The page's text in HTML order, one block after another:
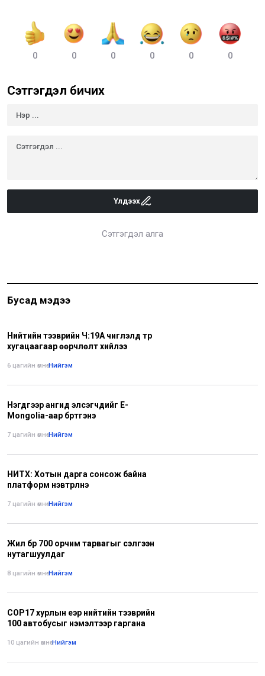
0 0 0 0 0 0
Сэтгэгдэл бичих
Үлдээх
Сэтгэгдэл алга
Бусад мэдээ
Нийтийн тээврийн Ч:19А чиглэлд түр
хугацаагаар өөрчлөлт хийлээ
6 цагийн өмнө•Нийгэм
Нэгдүгээр ангид элсэгчдийг E-
Mongolia-аар бүртгэнэ
7 цагийн өмнө•Нийгэм
НИТХ: Хотын дарга сонсож байна
платформ нэвтрүүлнэ
7 цагийн өмнө•Нийгэм
Жил бүр 700 орчим тарвагыг сэлгээн
нутагшуулдаг
8 цагийн өмнө•Нийгэм
СОР17 хурлын үеэр нийтийн тээврийн
100 автобусыг нэмэлтээр гаргана
10 цагийн өмнө•Нийгэм